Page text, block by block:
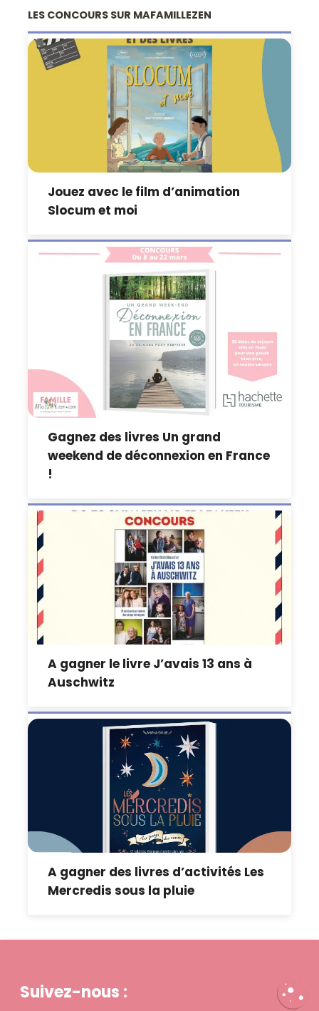
LES CONCOURS SUR MAFAMILLEZEN
Jouez avec le film d’animation
Slocum et moi
Gagnez des livres Un grand
weekend de déconnexion en France
!
A gagner le livre J’avais 13 ans à
Auschwitz
A gagner des livres d’activités Les
Mercredis sous la pluie
Suivez-nous :